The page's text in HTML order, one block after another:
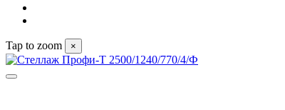
Tap to zoom ×